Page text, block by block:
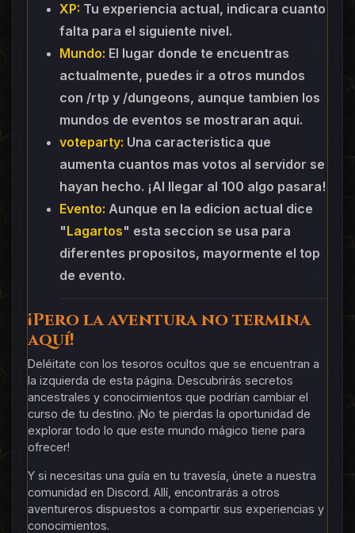
XP: Tu experiencia actual, indicara cuanto
falta para el siguiente nivel.
Mundo: El lugar donde te encuentras
actualmente, puedes ir a otros mundos
con /rtp y /dungeons, aunque tambien los
mundos de eventos se mostraran aqui.
voteparty: Una caracteristica que
aumenta cuantos mas votos al servidor se
hayan hecho. ¡Al llegar al 100 algo pasara!
Evento: Aunque en la edicion actual dice
"Lagartos" esta seccion se usa para
diferentes propositos, mayormente el top
de evento.
¡Pero la aventura no termina
aquí!
Deléitate con los tesoros ocultos que se encuentran a
la izquierda de esta página. Descubrirás secretos
ancestrales y conocimientos que podrían cambiar el
curso de tu destino. ¡No te pierdas la oportunidad de
explorar todo lo que este mundo mágico tiene para
ofrecer!
Y si necesitas una guía en tu travesía, únete a nuestra
comunidad en Discord. Allí, encontrarás a otros
aventureros dispuestos a compartir sus experiencias y
conocimientos.